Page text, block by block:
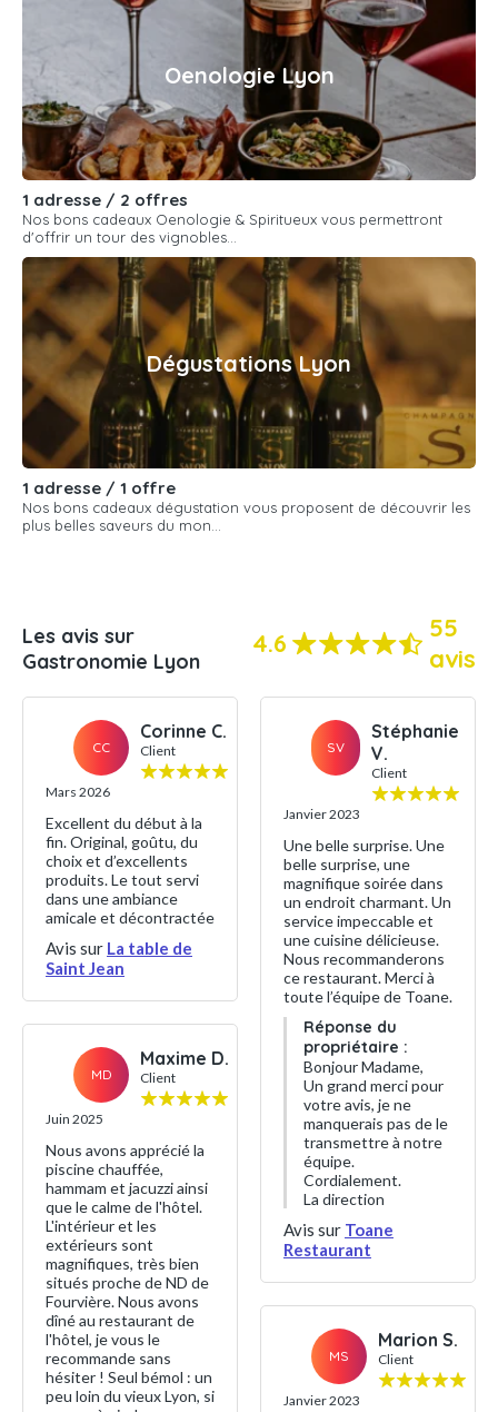
Oenologie Lyon
1 adresse / 2 offres
Nos bons cadeaux Oenologie & Spiritueux vous permettront
d'offrir un tour des vignobles...
Dégustations Lyon
1 adresse / 1 offre
Nos bons cadeaux dégustation vous proposent de découvrir les
plus belles saveurs du mon...
Les avis sur
Gastronomie Lyon
4.6
55
avis
CC
Corinne C.
Client
Mars 2026
Excellent du début à la
fin. Original, goûtu, du
choix et d’excellents
produits. Le tout servi
dans une ambiance
amicale et décontractée
Avis sur La table de
Saint Jean
MD
Maxime D.
Client
Juin 2025
Nous avons apprécié la
piscine chauffée,
hammam et jacuzzi ainsi
que le calme de l'hôtel.
L'intérieur et les
extérieurs sont
magnifiques, très bien
situés proche de ND de
Fourvière. Nous avons
dîné au restaurant de
l'hôtel, je vous le
recommande sans
hésiter ! Seul bémol : un
peu loin du vieux Lyon, si
SV
Stéphanie
V.
Client
Janvier 2023
Une belle surprise. Une
belle surprise, une
magnifique soirée dans
un endroit charmant. Un
service impeccable et
une cuisine délicieuse.
Nous recommanderons
ce restaurant. Merci à
toute l’équipe de Toane.
Réponse du
propriétaire :
Bonjour Madame,
Un grand merci pour
votre avis, je ne
manquerais pas de le
transmettre à notre
équipe.
Cordialement.
La direction
Avis sur Toane
Restaurant
MS
Marion S.
Client
Janvier 2023